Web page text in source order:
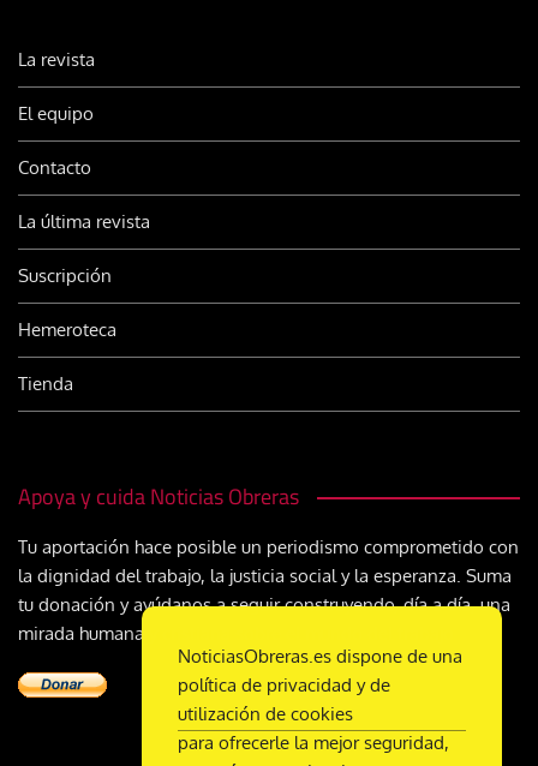
La revista
El equipo
Contacto
La última revista
Suscripción
Hemeroteca
Tienda
Apoya y cuida Noticias Obreras
Tu aportación hace posible un periodismo comprometido con
la dignidad del trabajo, la justicia social y la esperanza. Suma
tu donación y ayúdanos a seguir construyendo, día a día, una
mirada humana y cristiana sobre el mundo del trabajo
NoticiasObreras.es dispone de una
política de privacidad y de
utilización de cookies
para ofrecerle la mejor seguridad,